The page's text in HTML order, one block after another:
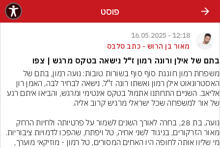
פוסט
12:18 - 16.05.2025
מאור בן הרוש - כתב סלבס
בתם של אילן ורונה רמון ז"ל נישאה בטקס מרגש | צפו